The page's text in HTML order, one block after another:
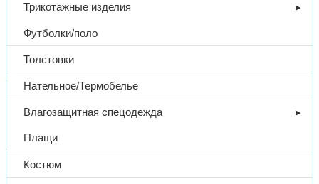
Трикотажные изделия
Футболки/поло
Толстовки
Нательное/Термобелье
Влагозащитная спецодежда
Плащи
Костюм
Защита коленей
Наколенники-вкладыши ЭВА
456,00